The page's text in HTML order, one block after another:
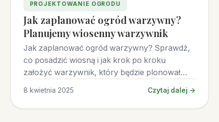
PROJEKTOWANIE OGRODU
Jak zaplanować ogród warzywny?
Planujemy wiosenny warzywnik
Jak zaplanować ogród warzywny? Sprawdź,
co posadzić wiosną i jak krok po kroku
założyć warzywnik, który będzie plonował
8 kwietnia 2025 Czytaj dalej →